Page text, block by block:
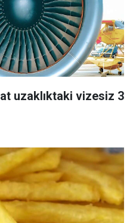
uzaklıktaki vizesiz 3